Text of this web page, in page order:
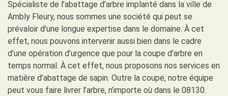
Spécialiste de l’abattage d’arbre implanté dans la ville de
Ambly Fleury, nous sommes une société qui peut se
prévaloir d’une longue expertise dans le domaine. À cet
effet, nous pouvons intervenir aussi bien dans le cadre
d’une opération d’urgence que pour la coupe d’arbre en
temps normal. À cet effet, nous proposons nos services en
matière d’abattage de sapin. Outre la coupe, notre équipe
peut vous faire livrer l’arbre, n’importe où dans le 08130.